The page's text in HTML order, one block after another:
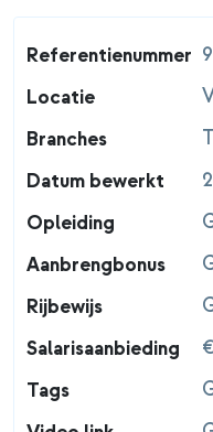
Referentienummer
Locatie
Branches
Datum bewerkt
Opleiding
Aanbrengbonus
Rijbewijs
Salarisaanbieding
Tags